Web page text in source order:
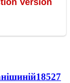
18527